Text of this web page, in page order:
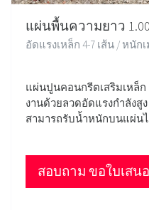
แผ่นพื้นความยาว 1.00
อัดแรงเหล็ก 4-7 เส้น / หนัก
แผ่นปูนคอนกรีตเสริมเหล็
งานด้วยลวดอัดแรงกำลังสู
สามารถรับน้ำหนักบนแผ่น
สอบถาม ขอใบเสน